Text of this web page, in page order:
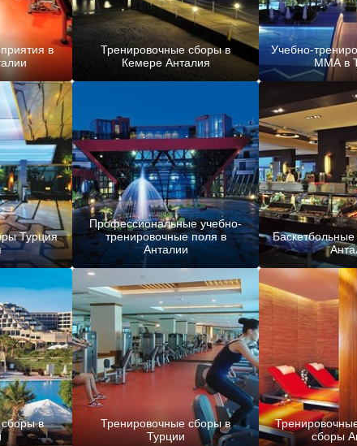
в
Тренировочные сборы в
Кемере Анталия
Учебно-
ММА в
Турция
Профессиональные учебно-
тренировочные поля в
Анталии
в
Тренировочные сборы в
Турции
сборы